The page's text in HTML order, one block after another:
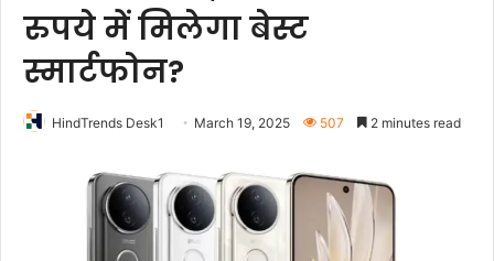
रुपये में मिलेगा बेस्ट
स्मार्टफोन?
HindTrends Desk1 March 19, 2025 507 2 minutes read